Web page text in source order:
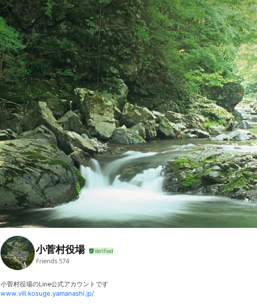
小菅村役場
Friends 574
小菅村役場のLine公式アカウントです
www.vill.kosuge.yamanashi.jp/